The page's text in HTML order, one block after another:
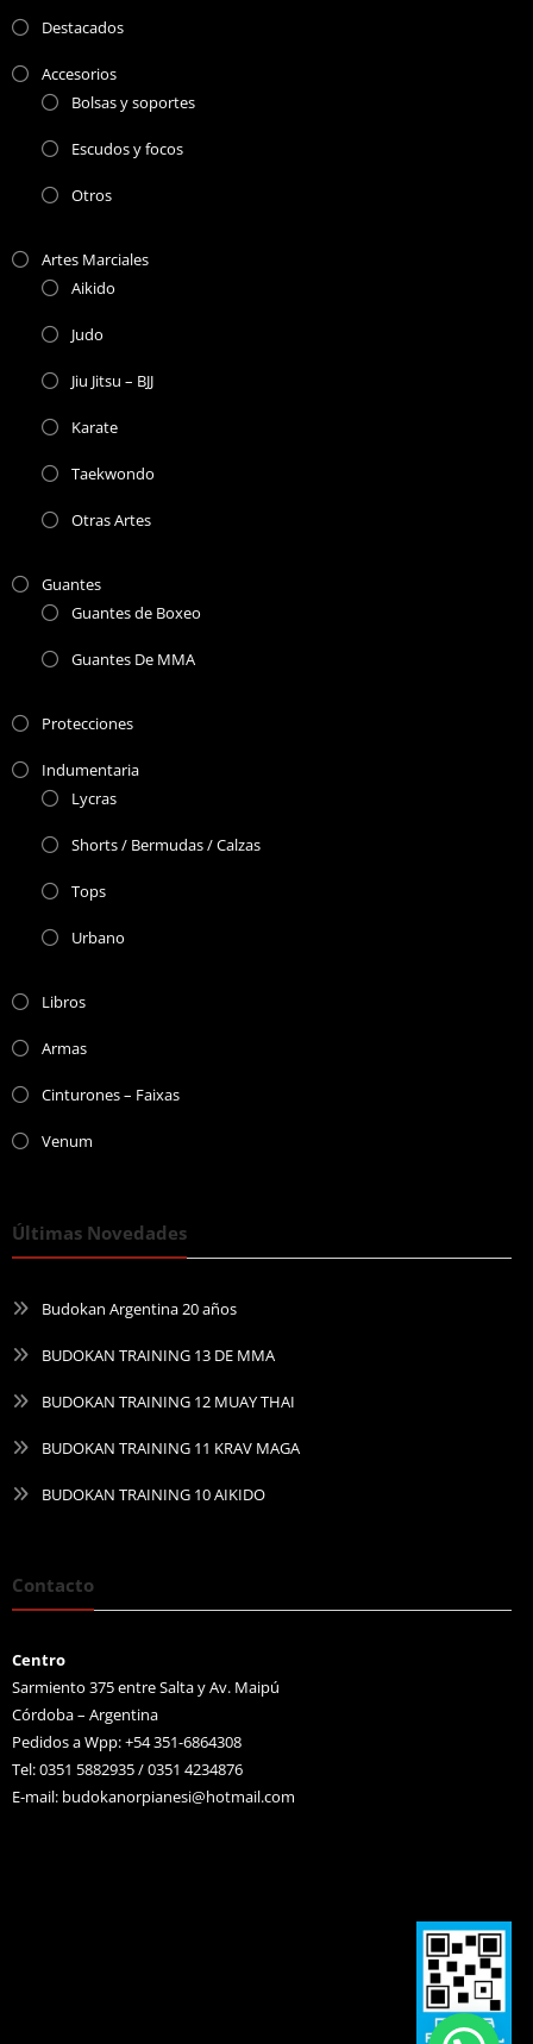
Destacados
Accesorios
Bolsas y soportes
Escudos y focos
Otros
Artes Marciales
Aikido
Judo
Jiu Jitsu – BJJ
Karate
Taekwondo
Otras Artes
Guantes
Guantes de Boxeo
Guantes De MMA
Protecciones
Indumentaria
Lycras
Shorts / Bermudas / Calzas
Tops
Urbano
Libros
Armas
Cinturones – Faixas
Venum
Últimas Novedades
Budokan Argentina 20 años
BUDOKAN TRAINING 13 DE MMA
BUDOKAN TRAINING 12 MUAY THAI
BUDOKAN TRAINING 11 KRAV MAGA
BUDOKAN TRAINING 10 AIKIDO
Contacto
Centro
Sarmiento 375 entre Salta y Av. Maipú
Córdoba – Argentina
Pedidos a Wpp: +54 351-6864308
Tel: 0351 5882935 / 0351 4234876
E-mail: budokanorpianesi@hotmail.com